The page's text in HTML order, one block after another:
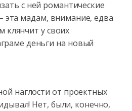
с ней романтические
эта мадам, внимание, едва
клянчит у своих
деньги на новый
наглости от проектных
Нет, были, конечно,